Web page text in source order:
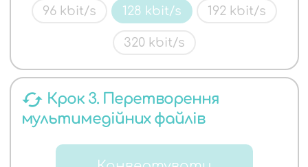
96 kbit/s 128 kbit/s 192 kbit/s
320 kbit/s
cached Крок 3. Перетворення
мультимедійних файлів